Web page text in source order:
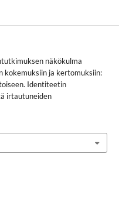
näkökulma
kokemuksiin ja kertomuksiin:
Identiteetin
irtautuneiden